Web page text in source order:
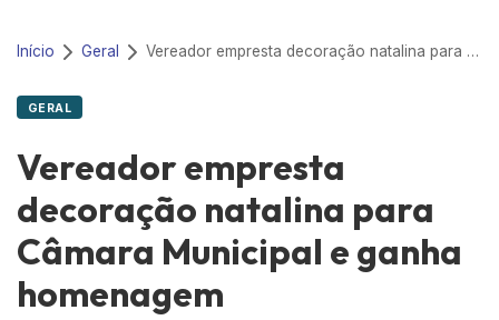
Início Geral Vereador empresta decoração natalina para Câmara Municipal e ganha homenagem
GERAL
Vereador empresta
decoração natalina para
Câmara Municipal e ganha
homenagem